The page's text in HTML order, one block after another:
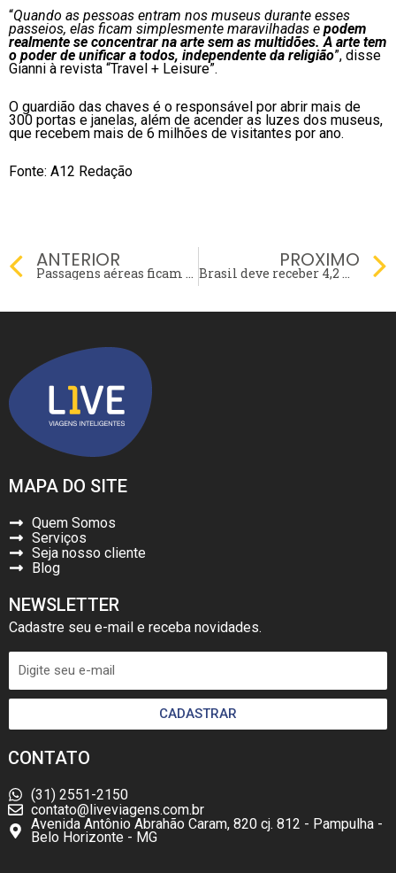
“Quando as pessoas entram nos museus durante esses
passeios, elas ficam simplesmente maravilhadas e podem
realmente se concentrar na arte sem as multidões. A arte tem
o poder de unificar a todos, independente da religião”, disse
Gianni à revista “Travel + Leisure”.
O guardião das chaves é o responsável por abrir mais de
300 portas e janelas, além de acender as luzes dos museus,
que recebem mais de 6 milhões de visitantes por ano.
Fonte: A12 Redação
Prev
ANTERIOR
Passagens aéreas ficam até 40% mais caras em março…
PROXIMO
Brasil deve receber 4,2 milhões de turistas estrangeiros em 2022, diz pesquisa
MAPA DO SITE
Quem Somos
Serviços
Seja nosso cliente
Blog
NEWSLETTER
Cadastre seu e-mail e receba novidades.
CADASTRAR
CONTATO
(31) 2551-2150
contato@liveviagens.com.br
Avenida Antônio Abrahão Caram, 820 cj. 812 - Pampulha -
Belo Horizonte - MG